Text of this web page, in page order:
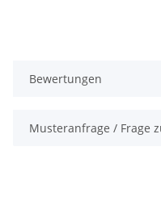
Bewertungen
Musteranfrage / Frage